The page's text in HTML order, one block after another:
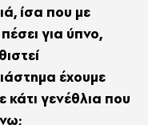
ίσα που με
για ύπνο,
έχουμε
κάτι γενέθλια που